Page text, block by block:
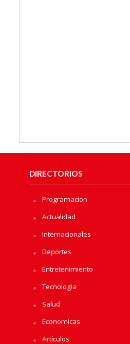
DIRECTORIOS
Programacion
Actualidad
Internacionales
Deportes
Entretenimiento
Tecnologia
Salud
Economicas
Artículos